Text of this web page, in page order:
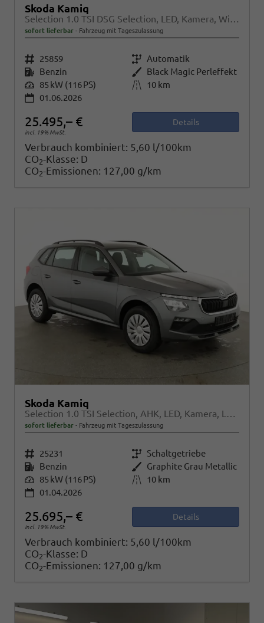
Skoda Kamiq
Selection 1.0 TSI DSG Selection, LED, Kamera, Winter, Ladeboden, 16-Zoll, 4.J-Garantie
sofort lieferbar Fahrzeug mit Tageszulassung
Fahrzeugnr. 25859 Getriebe Automatik
Kraftstoff Benzin Außenfarbe Black Magic Perleffekt
Leistung 85 kW (116 PS) Kilometerstand
10 km
01.06.2026
25.495,– €
incl. 19% MwSt.
Details
Verbrauch kombiniert: 5,60 l/100km
CO2-Klasse: D
CO2-Emissionen: 127,00 g/km
Skoda Kamiq
Selection 1.0 TSI Selection, AHK, LED, Kamera, Ladeboden, Winter
sofort lieferbar Fahrzeug mit Tageszulassung
Fahrzeugnr. 25231 Getriebe Schaltgetriebe
Kraftstoff Benzin Außenfarbe Graphite Grau Metallic
Leistung 85 kW (116 PS) Kilometerstand
10 km
01.04.2026
25.695,– €
incl. 19% MwSt.
Details
Verbrauch kombiniert: 5,60 l/100km
CO2-Klasse: D
CO2-Emissionen: 127,00 g/km